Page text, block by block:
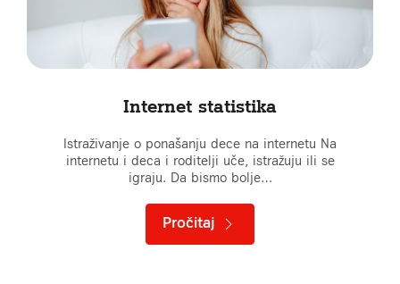
Internet statistika
Istraživanje o ponašanju dece na internetu Na
internetu i deca i roditelji uče, istražuju ili se
igraju. Da bismo bolje…
Pročitaj